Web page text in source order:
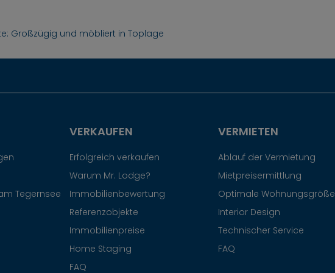
Großzügig und möbliert in Toplage
Tegernsee
VERKAUFEN
Erfolgreich verkaufen
Warum Mr. Lodge?
Immobilienbewertung
Referenzobjekte
Immobilienpreise
Home Staging
FAQ
VERMIETEN
Ablauf der Vermietung
Mietpreisermittlung
Optimale Wohnungsgröße
Interior Design
Technischer Service
FAQ